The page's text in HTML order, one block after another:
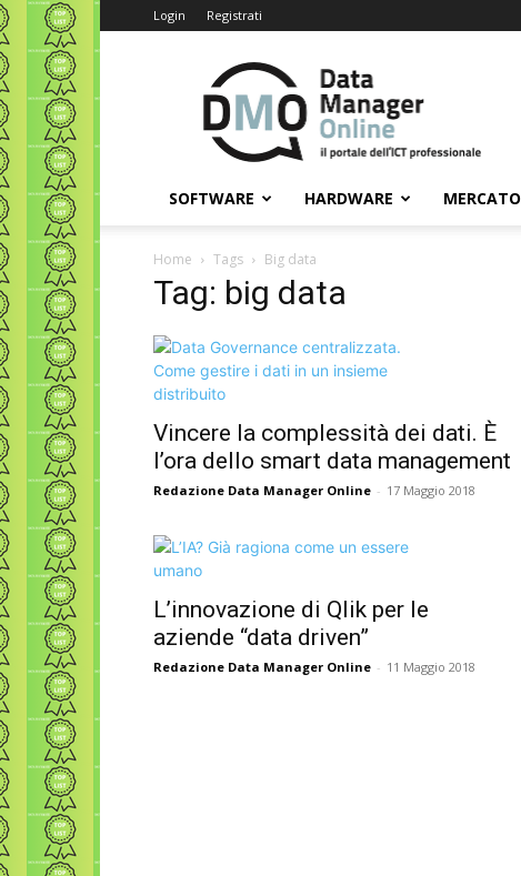
Login Registrati
Data
Manager
Online
SOFTWARE HARDWARE MERCATO
Home Tags Big data
Tag: big data
Vincere la complessità dei dati. È
l’ora dello smart data management
Redazione Data Manager Online - 17 Maggio 2018
L’innovazione di Qlik per le
aziende “data driven”
Redazione Data Manager Online - 11 Maggio 2018